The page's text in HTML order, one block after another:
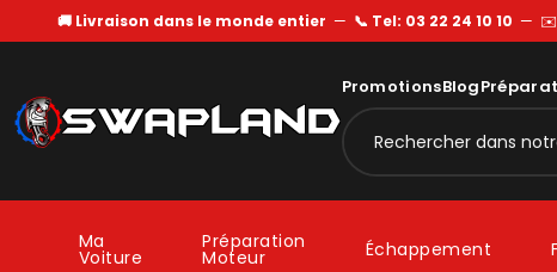
🚚 Livraison dans le monde entier — 📞 Tel: 03 22 24 10 10 — ✉️
PromotionsBlog
Ma
Voiture
Préparation
Moteur Échappement